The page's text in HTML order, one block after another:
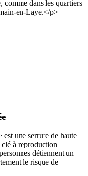
comme dans les quartiers
en-Laye.</p>
une serrure de haute
clé à reproduction
détiennent un
le risque de